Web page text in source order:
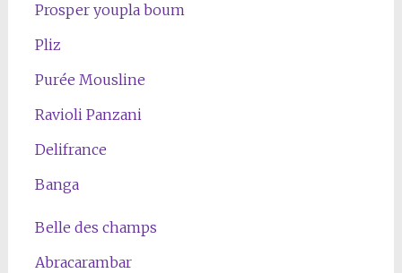
Prosper youpla boum
Pliz
Purée Mousline
Ravioli Panzani
Delifrance
Banga
Belle des champs
Abracarambar